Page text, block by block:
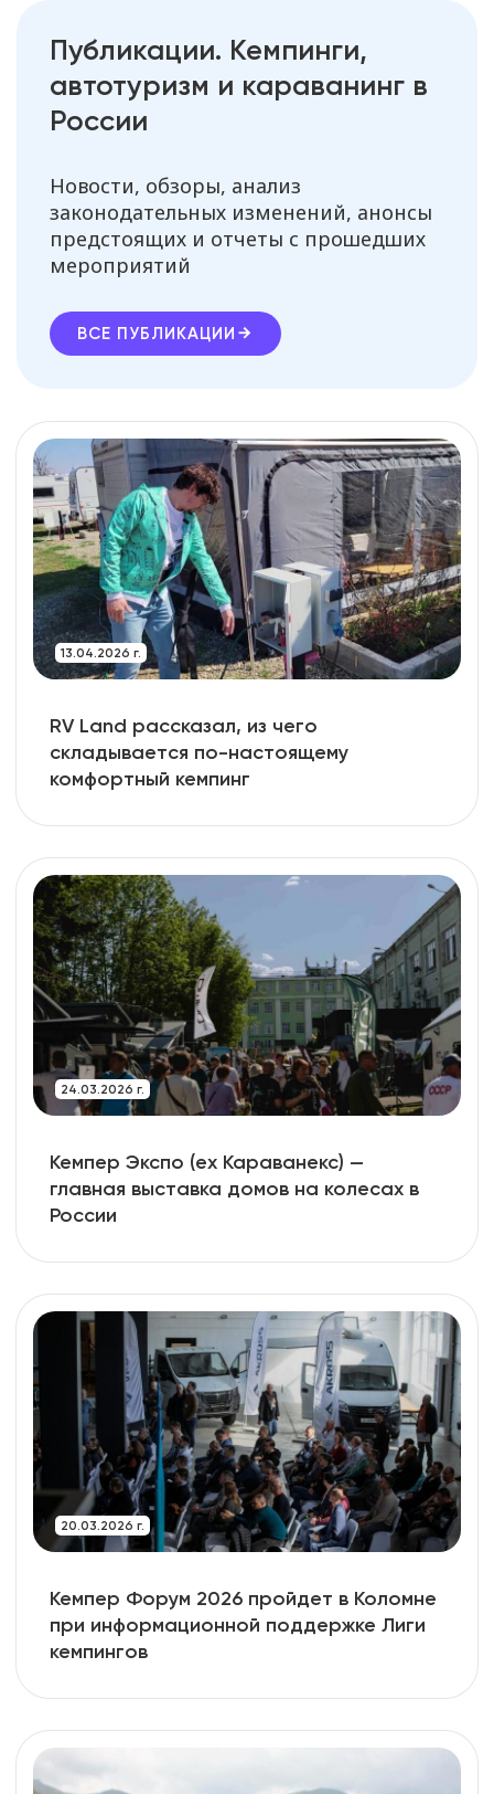
Публикации. Кемпинги,
автотуризм и караванинг в
России
Новости, обзоры, анализ
законодательных изменений, анонсы
предстоящих и отчеты с прошедших
мероприятий
ВСЕ ПУБЛИКАЦИИ
13.04.2026 г.
RV Land рассказал, из чего
складывается по-настоящему
комфортный кемпинг
24.03.2026 г.
Кемпер Экспо (ex Караванекс) —
главная выставка домов на колесах в
России
20.03.2026 г.
Кемпер Форум 2026 пройдет в Коломне
при информационной поддержке Лиги
кемпингов